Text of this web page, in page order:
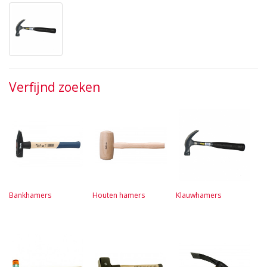
Verfijnd zoeken
Bankhamers Houten hamers Klauwhamers